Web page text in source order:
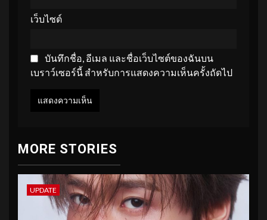
เว็บไซต์
บันทึกชื่อ, อีเมล และชื่อเว็บไซต์ของฉันบน
เบราว์เซอร์นี้ สำหรับการแสดงความเห็นครั้งถัดไป
MORE STORIES
UPDATE